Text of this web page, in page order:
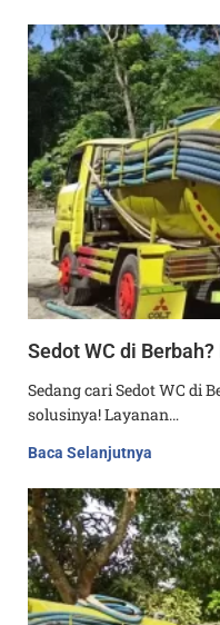
Sedot WC di
Sedang cari Sedot WC di
solusinya! Layanan…
Baca Selanjutnya